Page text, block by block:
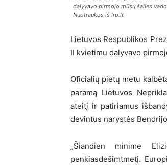
dalyvavo pirmojo mūsų šalies
Nuotraukos iš lrp.lt
Lietuvos Respublikos
II kvietimu dalyvavo
Oficialių pietų metu
paramą Lietuvos
ateitį ir patiriamus
devintus narystės
„Šiandien minime
penkiasdešimtmetį.